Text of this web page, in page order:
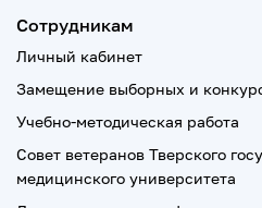
Сотрудникам
Личный кабинет
Замещение выборных и
Учебно-методическая работа
Совет ветеранов Тверского
медицинского университета